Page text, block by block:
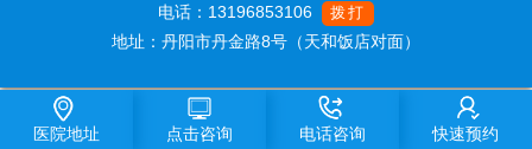
电话：13196853106
拨打
地址：丹阳市丹金路8号（天和饭店对面）
医院地址 点击咨询 电话咨询 快速预约